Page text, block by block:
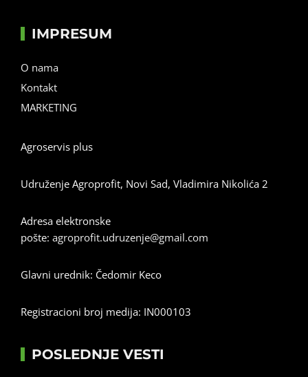
IMPRESUM
O nama
Kontakt
MARKETING
Agroservis plus
Udruženje Agroprofit, Novi Sad, Vladimira Nikolića 2
Adresa elektronske
pošte: agroprofit.udruzenje@gmail.com
Glavni urednik: Čedomir Keco
Registracioni broj medija: IN000103
POSLEDNJE VESTI